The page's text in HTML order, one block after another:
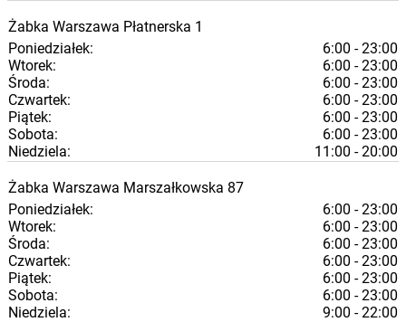
Żabka Warszawa Płatnerska 1
Poniedziałek:
6:00 - 23:00
Wtorek:
6:00 - 23:00
Środa:
6:00 - 23:00
Czwartek:
6:00 - 23:00
Piątek:
6:00 - 23:00
Sobota:
6:00 - 23:00
Niedziela:
11:00 - 20:00
Żabka Warszawa Marszałkowska 87
Poniedziałek:
6:00 - 23:00
Wtorek:
6:00 - 23:00
Środa:
6:00 - 23:00
Czwartek:
6:00 - 23:00
Piątek:
6:00 - 23:00
Sobota:
6:00 - 23:00
Niedziela:
9:00 - 22:00